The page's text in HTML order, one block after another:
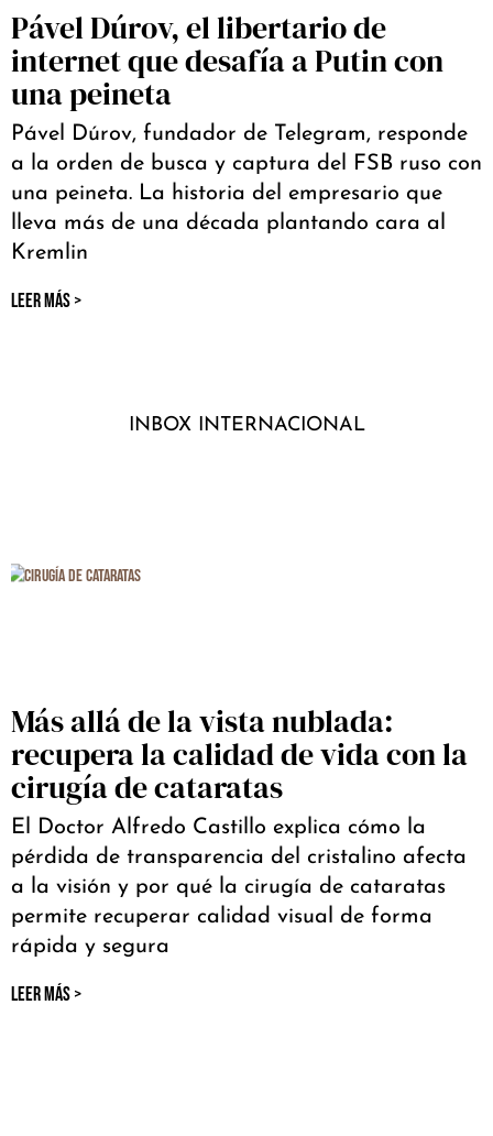
Pável Dúrov, el libertario de
internet que desafía a Putin con
una peineta
Pável Dúrov, fundador de Telegram, responde
a la orden de busca y captura del FSB ruso con
una peineta. La historia del empresario que
lleva más de una década plantando cara al
Kremlin
LEER MÁS >
INBOX INTERNACIONAL
Más allá de la vista nublada:
recupera la calidad de vida con la
cirugía de cataratas
El Doctor Alfredo Castillo explica cómo la
pérdida de transparencia del cristalino afecta
a la visión y por qué la cirugía de cataratas
permite recuperar calidad visual de forma
rápida y segura
LEER MÁS >